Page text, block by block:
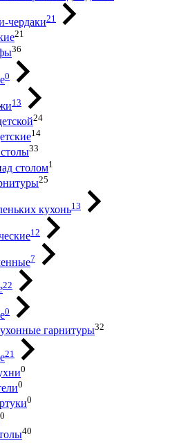
чердаки21
21
36
0
13
24
14
33
столом1
25
кухонь13
12
7
22
0
гарнитуры32
21
0
0
0
0
40